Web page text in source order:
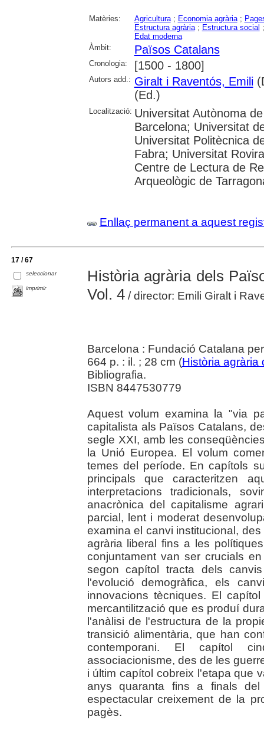
Matèries: Agricultura; Economia agrària;
Estructura agrària; Estructura social
Edat moderna
Àmbit:
Països Catalans
Cronologia: [1500 - 1800]
Autors add.: Giralt i Raventós, Emili
(Ed.)
Localització: Universitat Autònoma
Barcelona; Universitat
Universitat Politècnica
Fabra; Universitat
Centre de Lectura de
Arqueològic de
Enllaç permanent a aquest
17 / 67
seleccionar
imprimir
Història agrària dels
Vol. 4/ director: Emili Giralt i
Barcelona : Fundació Catalana
664 p. : il. ; 28 cm (Història agrària
Bibliografia.
ISBN 8447530779
Aquest volum examina la "via
capitalista als Països Catalans,
segle XXI, amb les
la Unió Europea. El volum
temes del període. En capítols
principals que caracteritzen
interpretacions tradicionals,
anacrònica del capitalisme
parcial, lent i moderat
examina el canvi institucional,
agrària liberal fins a les
conjuntament van ser crucials
segon capítol tracta dels
l'evolució demogràfica, els
innovacions tècniques. El
mercantilització que es produí
l'anàlisi de l'estructura de la
transició alimentària, que han
contemporani. El capítol
associacionisme, des de les
i últim capítol cobreix l'etapa que
anys quaranta fins a finals
espectacular creixement de la
pagès.